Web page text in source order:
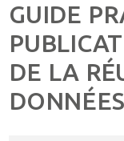
GUIDE
DE LA